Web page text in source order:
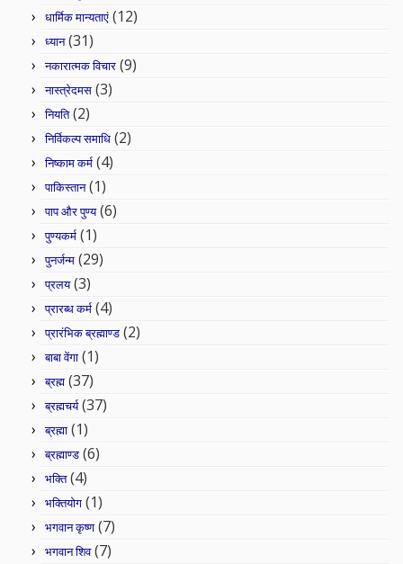
धार्मिक मान्यताएं (12)
ध्यान(31)
नकारात्मक विचार (9)
नास्त्रेदमस (3)
नियति(2)
निर्विकल्प समाधि (2)
निष्काम कर्म (4)
पाकिस्तान(1)
पाप और पुण्य(6)
पुण्यकर्म (1)
पुनर्जन्म (29)
प्रलय(3)
प्रारब्ध कर्म (4)
प्रारंभिक ब्रह्माण्ड (2)
बाबा वेंगा (1)
ब्रह्म (37)
ब्रह्मचर्य(37)
ब्रह्मा (1)
ब्रह्माण्ड (6)
भक्ति(4)
भक्तियोग (1)
भगवान कृष्ण (7)
भगवान शिव(7)